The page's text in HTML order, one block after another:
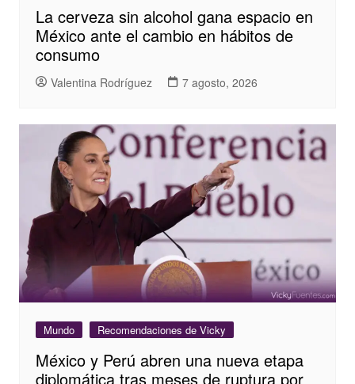
La cerveza sin alcohol gana espacio en
México ante el cambio en hábitos de
consumo
Valentina Rodríguez 7 agosto, 2026
Mundo Recomendaciones de Vicky
México y Perú abren una nueva etapa
diplomática tras meses de ruptura por